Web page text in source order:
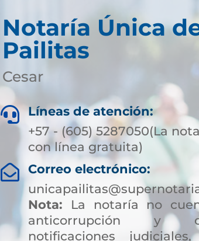
Notaría Única
Pailitas
Cesar
 Líneas de atención:
+57 - (605) 5287050(La
con línea gratuita)

Correo electrónico:
Nota: La notaría no
anticorrupción y
notificaciones